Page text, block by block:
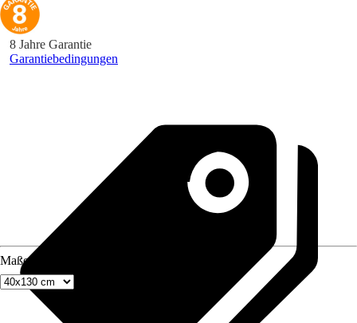
8 Jahre Garantie
Garantiebedingungen
Maße (BxH)